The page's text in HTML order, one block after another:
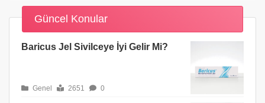
Güncel Konular
Baricus Jel Sivilceye İyi Gelir Mi?
Genel 2651 0